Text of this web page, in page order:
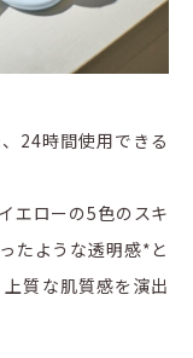
24時間使用できる
エローの5色のスキ
たような透明感*と
質な肌質感を演出